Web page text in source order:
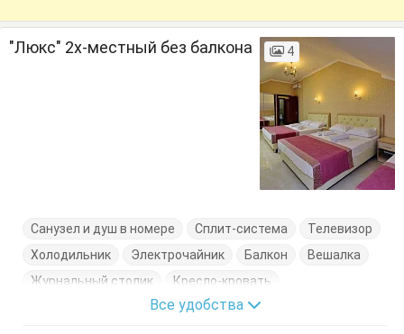
+7 (800) 201-98-85
"Люкс" 2х-местный без балкона 4
Санузел и душ в номере Сплит-система
Телевизор
Холодильник
Электрочайник Балкон
Вешалка
Журнальный столик
Кресло-кровать
Кровати односпальные
Кровать двуспальная
Все удобства